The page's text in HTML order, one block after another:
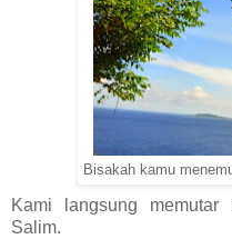
Bisakah kamu
Kami langsung
Salim.